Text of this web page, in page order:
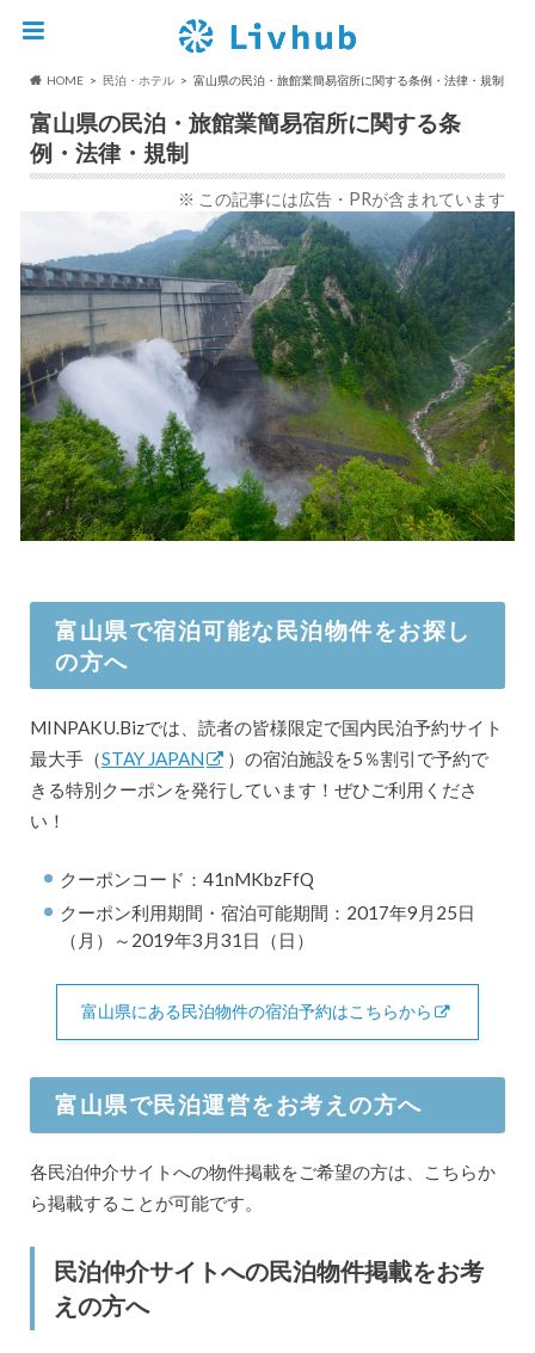
HOME 民泊・ホテル 富山県の民泊・旅館業簡易宿所に関する条例・法律・規制
富山県の民泊・旅館業簡易宿所に関する条
例・法律・規制
※ この記事には広告・PRが含まれています
富山県で宿泊可能な民泊物件をお探し
の方へ
MINPAKU.Bizでは、読者の皆様限定で国内民泊予約サイト
最大手（STAY JAPAN
）の宿泊施設を5％割引で予約で
きる特別クーポンを発行しています！ぜひご利用くださ
い！
クーポンコード：41nMKbzFfQ
クーポン利用期間・宿泊可能期間：2017年9月25日
（月）～2019年3月31日（日）
富山県にある民泊物件の宿泊予約はこちらから
富山県で民泊運営をお考えの方へ
各民泊仲介サイトへの物件掲載をご希望の方は、こちらか
ら掲載することが可能です。
民泊仲介サイトへの民泊物件掲載をお考
えの方へ